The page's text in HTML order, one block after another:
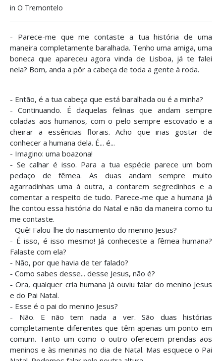
in O Tremontelo
- Parece-me que me contaste a tua história de uma
maneira completamente baralhada. Tenho uma amiga, uma
boneca que apareceu agora vinda de Lisboa, já te falei
nela? Bom, anda a pôr a cabeça de toda a gente à roda.
- Então, é a tua cabeça que está baralhada ou é a minha?
- Continuando. É daquelas felinas que andam sempre
coladas aos humanos, com o pelo sempre escovado e a
cheirar a essências florais. Acho que irias gostar de
conhecer a humana dela. É... é...
- Imagino: uma boazona!
- Se calhar é isso. Para a tua espécie parece um bom
pedaço de fêmea. As duas andam sempre muito
agarradinhas uma à outra, a contarem segredinhos e a
comentar a respeito de tudo. Parece-me que a humana já
lhe contou essa história do Natal e não da maneira como tu
me contaste.
- Quê! Falou-lhe do nascimento do menino Jesus?
- É isso, é isso mesmo! Já conheceste a fêmea humana?
Falaste com ela?
- Não, por que havia de ter falado?
- Como sabes desse... desse Jesus, não é?
- Ora, qualquer cria humana já ouviu falar do menino Jesus
e do Pai Natal.
- Esse é o pai do menino Jesus?
- Não. E não tem nada a ver. São duas histórias
completamente diferentes que têm apenas um ponto em
comum. Tanto um como o outro oferecem prendas aos
meninos e às meninas no dia de Natal. Mas esquece o Pai